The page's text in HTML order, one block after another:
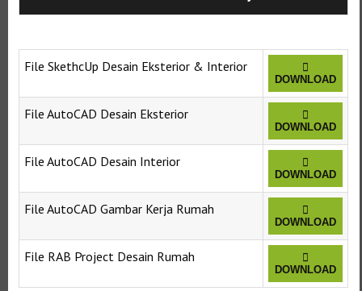
File SkethcUp Desain Eksterior & Interior
DOWNLOAD
File AutoCAD Desain Eksterior
DOWNLOAD
File AutoCAD Desain Interior
DOWNLOAD
File AutoCAD Gambar Kerja Rumah
DOWNLOAD
File RAB Project Desain Rumah
DOWNLOAD